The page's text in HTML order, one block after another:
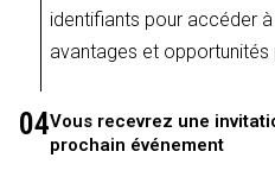
identifiants pour accéder
avantages et
04Vous recevrez une
prochain événement